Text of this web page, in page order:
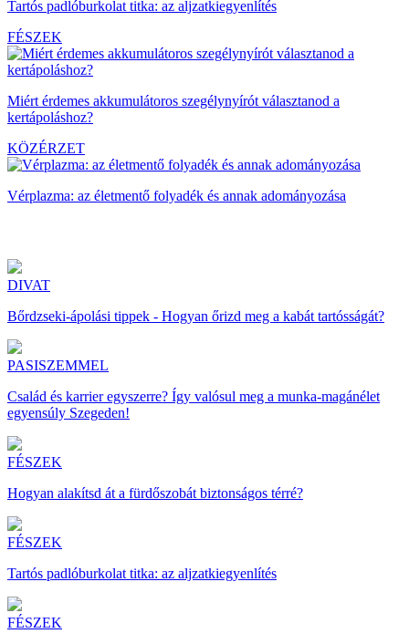
Tartós padlóburkolat titka: az aljzatkiegyenlítés
FÉSZEK
Miért érdemes akkumulátoros szegélynyírót választanod a
kertápoláshoz?
KÖZÉRZET
Vérplazma: az életmentő folyadék és annak adományozása
DIVAT
Bőrdzseki-ápolási tippek - Hogyan őrizd meg a kabát tartósságát?
PASISZEMMEL
Család és karrier egyszerre? Így valósul meg a munka-magánélet
egyensúly Szegeden!
FÉSZEK
Hogyan alakítsd át a fürdőszobát biztonságos térré?
FÉSZEK
Tartós padlóburkolat titka: az aljzatkiegyenlítés
FÉSZEK